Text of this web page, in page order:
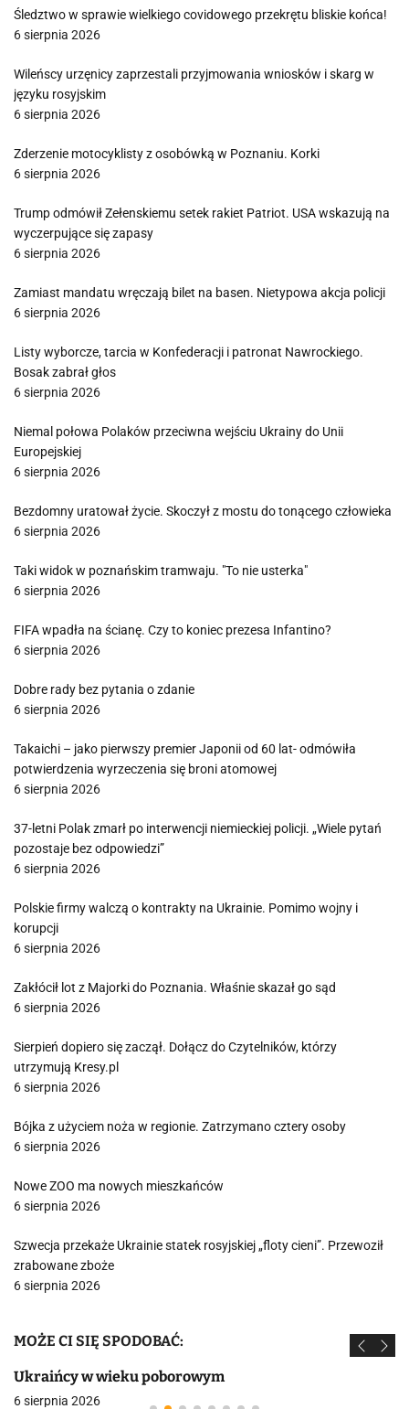
Śledztwo w sprawie wielkiego covidowego przekrętu bliskie końca!
6 sierpnia 2026
Wileńscy urzęnicy zaprzestali przyjmowania wniosków i skarg w
języku rosyjskim
6 sierpnia 2026
Zderzenie motocyklisty z osobówką w Poznaniu. Korki
6 sierpnia 2026
Trump odmówił Zełenskiemu setek rakiet Patriot. USA wskazują na
wyczerpujące się zapasy
6 sierpnia 2026
Zamiast mandatu wręczają bilet na basen. Nietypowa akcja policji
6 sierpnia 2026
Listy wyborcze, tarcia w Konfederacji i patronat Nawrockiego.
Bosak zabrał głos
6 sierpnia 2026
Niemal połowa Polaków przeciwna wejściu Ukrainy do Unii
Europejskiej
6 sierpnia 2026
Bezdomny uratował życie. Skoczył z mostu do tonącego człowieka
6 sierpnia 2026
Taki widok w poznańskim tramwaju. "To nie usterka"
6 sierpnia 2026
FIFA wpadła na ścianę. Czy to koniec prezesa Infantino?
6 sierpnia 2026
Dobre rady bez pytania o zdanie
6 sierpnia 2026
Takaichi – jako pierwszy premier Japonii od 60 lat- odmówiła
potwierdzenia wyrzeczenia się broni atomowej
6 sierpnia 2026
37-letni Polak zmarł po interwencji niemieckiej policji. „Wiele pytań
pozostaje bez odpowiedzi”
6 sierpnia 2026
Polskie firmy walczą o kontrakty na Ukrainie. Pomimo wojny i
korupcji
6 sierpnia 2026
Zakłócił lot z Majorki do Poznania. Właśnie skazał go sąd
6 sierpnia 2026
Sierpień dopiero się zaczął. Dołącz do Czytelników, którzy
utrzymują Kresy.pl
6 sierpnia 2026
Bójka z użyciem noża w regionie. Zatrzymano cztery osoby
6 sierpnia 2026
Nowe ZOO ma nowych mieszkańców
6 sierpnia 2026
Szwecja przekaże Ukrainie statek rosyjskiej „floty cieni”. Przewoził
zrabowane zboże
6 sierpnia 2026
MOŻE CI SIĘ SPODOBAĆ:
Ukraińcy w wieku poborowym
6 sierpnia 2026